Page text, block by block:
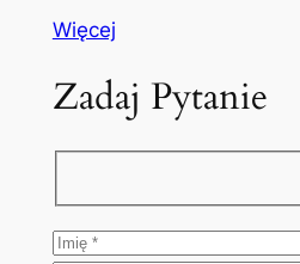
Więcej
Zadaj Pytanie